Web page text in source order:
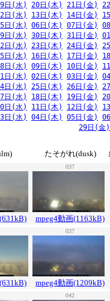
日(水) 20日(木) 21日(金)
日(水) 13日(木) 14日(金)
日(水) 06日(木) 07日(金)
日(水) 30日(木) 31日(金)
日(水) 23日(木) 24日(金)
日(水) 16日(木) 17日(金)
日(水) 09日(木) 10日(金)
日(水) 02日(木) 03日(金)
日(水) 25日(木) 26日(金)
日(水) 18日(木) 19日(金)
日(水) 11日(木) 12日(金)
日(水) 04日(木) 05日(金)
月 29日(金)
たそがれ(dusk)
037
mpeg4動画(1163kB)
037
mpeg4動画(1209kB)
042